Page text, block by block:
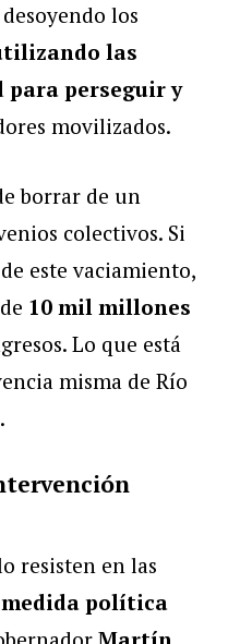
los
las
para perseguir y
movilizados.
borrar de un
colectivos. Si
este vaciamiento,
10 mil millones
Lo que está
misma de Río
resisten en las
política